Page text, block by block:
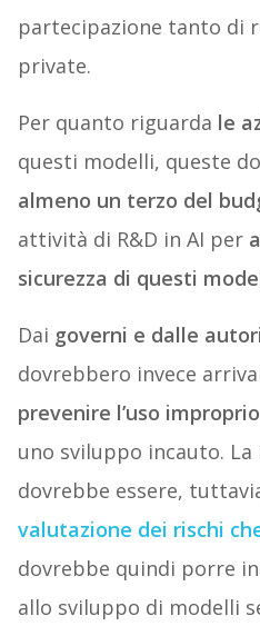
partecipazione tanto di
private.
Per quanto riguarda le
questi modelli, queste
almeno un terzo del
attività di R&D in AI per
sicurezza di questi
Dai governi e dalle
dovrebbero invece
prevenire l’uso improprio
uno sviluppo incauto.
dovrebbe essere,
valutazione dei rischi
dovrebbe quindi porre
allo sviluppo di modelli